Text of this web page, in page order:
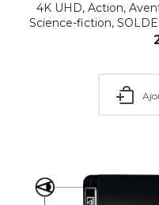
4K UHD, Action,
Science-fiction,